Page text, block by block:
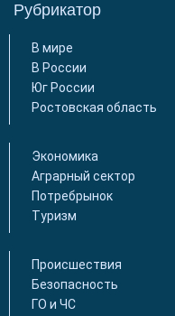
Рубрикатор
В мире
В России
Юг России
Ростовская область
Экономика
Аграрный сектор
Потребрынок
Туризм
Происшествия
Безопасность
ГО и ЧС